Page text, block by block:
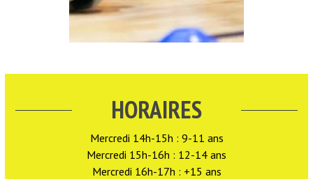
HORAIRES
Mercredi 14h-15h : 9-11 ans
Mercredi 15h-16h : 12-14 ans
Mercredi 16h-17h : +15 ans